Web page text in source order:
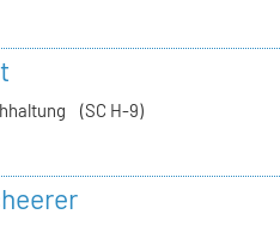
(SC H-9)